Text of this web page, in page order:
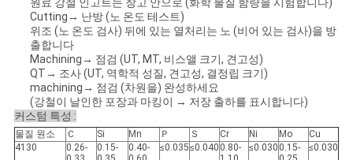
원료 강철 인고트는 창고 안으로 (화학 물질 함량을 시험합니다)
Cutting→ 난방 (노 온도 테스트)
위조 (노 온도 검사) 뒤에 있는 열처리는 노 (비어 있는 검사)을 방
출합니다
Machining→ 점검 (UT, MT, 비스앨 크기, 견고성)
QT→ 조사 (UT, 역학적 성질, 견고성, 결정립 크기)
machining→ 점검 (차원을) 완성하세요
(강철이 날인한 포장과 마킹이 → 저장 출하를 표시합니다)
커스텀 특성 :
물질 원소 Ｃ Si Mn Ｐ Ｓ Cr Ni Mo
Cu
4130
0.26-
0.15-
0.40-
≤0.035≤0.040 0.80-
≤0.030 0.15-
≤0.030